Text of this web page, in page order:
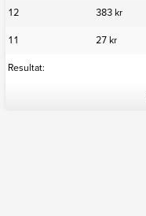
12
383 kr
11
27 kr
Resultat: